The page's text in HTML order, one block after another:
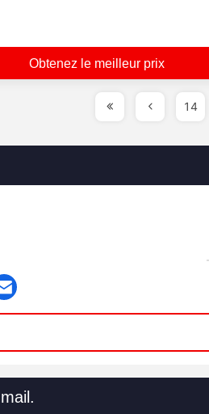
Obtenez le meilleur prix
14